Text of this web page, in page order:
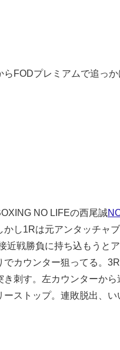
FODプレミアムで追っ
NO LIFEの西尾誠
し1Rは元アンタッチャ
近戦勝負に持ち込もうと
カウンター狙ってる。
き刺す。左カウンターか
ストップ。連敗脱出、い